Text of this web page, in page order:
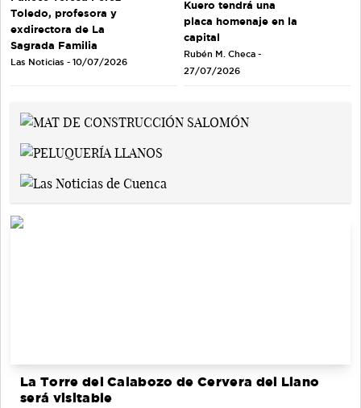
Toledo, profesora y
exdirectora de La
Sagrada Familia
Las Noticias - 10/07/2026
Kuero tendrá una
placa homenaje en la
capital
Rubén M. Checa -
27/07/2026
La Torre del Calabozo de Cervera del Llano
será visitable